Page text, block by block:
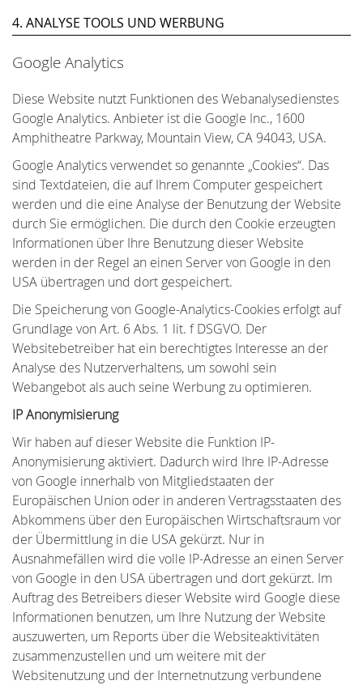
4. ANALYSE TOOLS UND WERBUNG
Google Analytics
Diese Website nutzt Funktionen des Webanalysedienstes
Google Analytics. Anbieter ist die Google Inc., 1600
Amphitheatre Parkway, Mountain View, CA 94043, USA.
Google Analytics verwendet so genannte „Cookies“. Das
sind Textdateien, die auf Ihrem Computer gespeichert
werden und die eine Analyse der Benutzung der Website
durch Sie ermöglichen. Die durch den Cookie erzeugten
Informationen über Ihre Benutzung dieser Website
werden in der Regel an einen Server von Google in den
USA übertragen und dort gespeichert.
Die Speicherung von Google-Analytics-Cookies erfolgt auf
Grundlage von Art. 6 Abs. 1 lit. f DSGVO. Der
Websitebetreiber hat ein berechtigtes Interesse an der
Analyse des Nutzerverhaltens, um sowohl sein
Webangebot als auch seine Werbung zu optimieren.
IP Anonymisierung
Wir haben auf dieser Website die Funktion IP-
Anonymisierung aktiviert. Dadurch wird Ihre IP-Adresse
von Google innerhalb von Mitgliedstaaten der
Europäischen Union oder in anderen Vertragsstaaten des
Abkommens über den Europäischen Wirtschaftsraum vor
der Übermittlung in die USA gekürzt. Nur in
Ausnahmefällen wird die volle IP-Adresse an einen Server
von Google in den USA übertragen und dort gekürzt. Im
Auftrag des Betreibers dieser Website wird Google diese
Informationen benutzen, um Ihre Nutzung der Website
auszuwerten, um Reports über die Websiteaktivitäten
zusammenzustellen und um weitere mit der
Websitenutzung und der Internetnutzung verbundene